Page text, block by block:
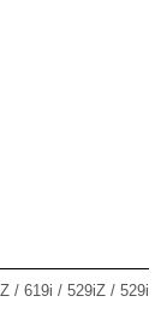
/ 619i / 529iZ / 529i